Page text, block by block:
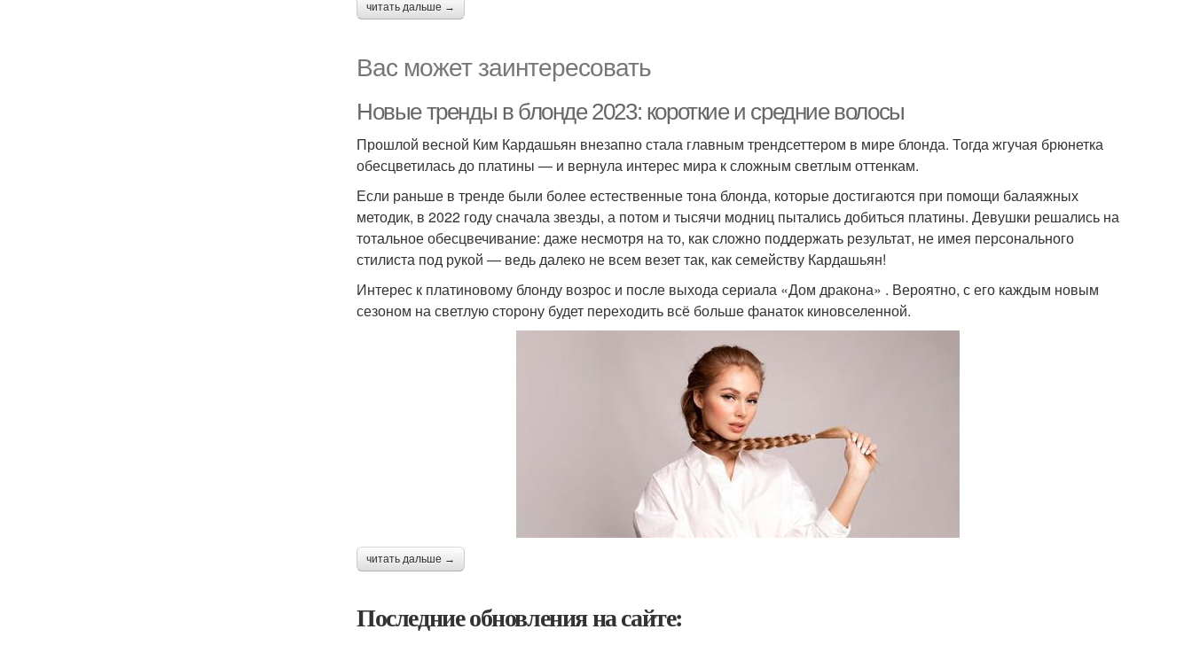
читать дальше →
Вас может заинтересовать
Новые тренды в блонде 2023: короткие и средние волосы
Прошлой весной Ким Кардашьян внезапно стала главным трендсеттером в мире блонда. Тогда жгучая брюнетка
обесцветилась до платины — и вернула интерес мира к сложным светлым оттенкам.
Если раньше в тренде были более естественные тона блонда, которые достигаются при помощи балаяжных
методик, в 2022 году сначала звезды, а потом и тысячи модниц пытались добиться платины. Девушки решались на
тотальное обесцвечивание: даже несмотря на то, как сложно поддержать результат, не имея персонального
стилиста под рукой — ведь далеко не всем везет так, как семейству Кардашьян!
Интерес к платиновому блонду возрос и после выхода сериала «Дом дракона» . Вероятно, с его каждым новым
сезоном на светлую сторону будет переходить всё больше фанаток киновселенной.
читать дальше →
Последние обновления на сайте: